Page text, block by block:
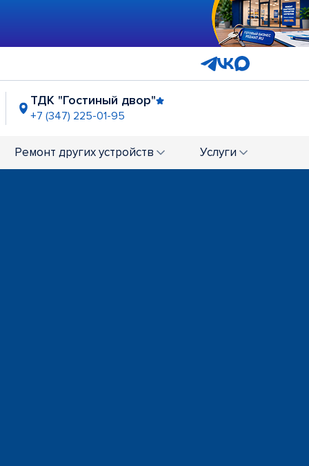
ТДК "Гостиный двор"
+7 (347) 225-01-95
03-32
Ремонт других устройств Услуги